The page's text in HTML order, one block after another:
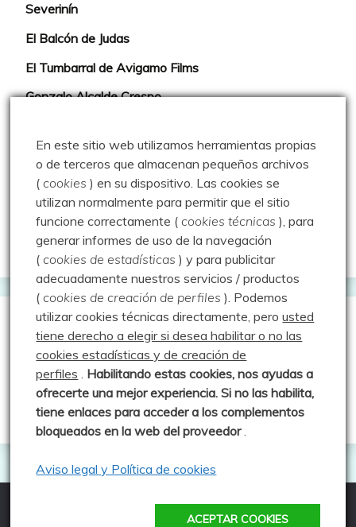
Severinín
El Balcón de Judas
El Tumbarral de Avigamo Films
Gonzalo Alcalde Crespo
Rutas y excursiones con niños
Valdeolea. Río Camesa, la vía azul
Aprendiz de sueños
Guías de Montaña
Manu - Entre Valles y Cumbre
Luis Crespo Fernández
En este sitio web utilizamos herramientas propias
o de terceros que almacenan pequeños archivos
(cookies ) en su dispositivo. Las cookies se
utilizan normalmente para permitir que el sitio
funcione correctamente (cookies técnicas ), para
generar informes de uso de la navegación
(cookies de estadísticas ) y para publicitar
adecuadamente nuestros servicios / productos
(cookies de creación de perfiles ). Podemos
utilizar cookies técnicas directamente, perousted
tiene derecho a elegir si desea habilitar o no las
cookies estadísticas y de creación de
perfiles . Habilitando estas cookies, nos ayudas a
ofrecerte una mejor experiencia. Si no las habilita,
tiene enlaces para acceder a los complementos
bloqueados en la web del proveedor.
Aviso legal y Política de cookies
ACEPTAR COOKIES